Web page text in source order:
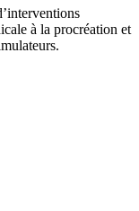
à la procréation et